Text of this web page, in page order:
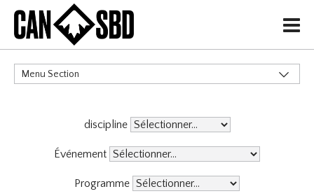
H
Menu Section
Politiques de Gouvernance
X
Services aux Membres
Événements & Compétitions
discipline
Événement
Programme